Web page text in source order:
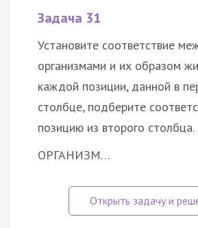
Задача 31
Установите соответствие
организмами и их образом
каждой позиции, данной в
столбце, подберите
позицию из второго столбца.
ОРГАНИЗМ…